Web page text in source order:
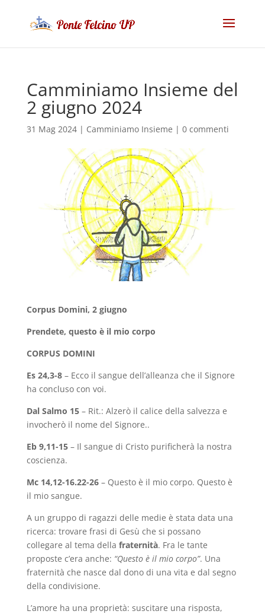
Camminiamo Insieme del
2 giugno 2024
31 Mag 2024| Camminiamo Insieme | 0 commenti
Corpus Domini, 2 giugno
Prendete, questo è il mio corpo
CORPUS DOMINI
Es 24,3-8– Ecco il sangue dell’alleanza che il Signore
ha concluso con voi.
Dal Salmo 15– Rit.: Alzerò il calice della salvezza e
invocherò il nome del Signore..
Eb 9,11-15– Il sangue di Cristo purificherà la nostra
coscienza.
Mc 14,12-16.22-26– Questo è il mio corpo. Questo è
il mio sangue.
A un gruppo di ragazzi delle medie è stata data una
ricerca: trovare frasi di Gesù che si possano
collegare al tema della fraternità. Fra le tante
proposte c’era anche: “Questo è il mio corpo”. Una
fraternità che nasce dal dono di una vita e dal segno
della condivisione.
L’amore ha una proprietà: suscitare una risposta,